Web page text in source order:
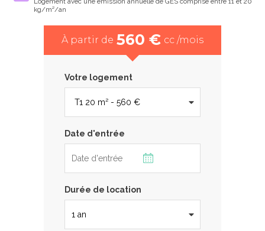
kg/m²/an
À partir de 560 € cc /mois
Votre logement
Date d'entrée
Durée de location